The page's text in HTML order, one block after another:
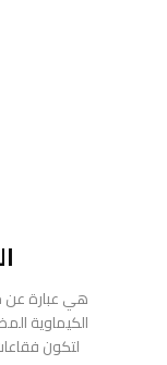
هي عبارة عن
الكيماوية
لتكون